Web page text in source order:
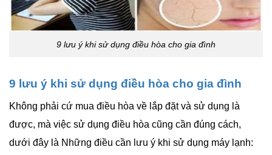
9 lưu ý khi sử dụng điều hòa cho gia đình
9 lưu ý khi sử dụng điều hòa cho gia đình
Không phải cứ mua điều hòa về lắp đặt và sử dụng là
được, mà việc sử dụng điều hòa cũng cần đúng cách,
dưới đây là Những điều cần lưu ý khi sử dụng máy lạnh: